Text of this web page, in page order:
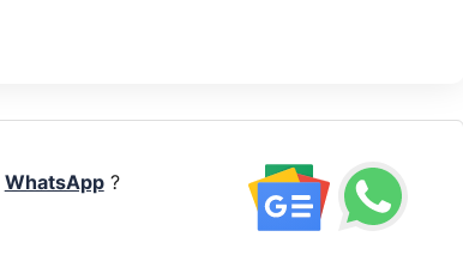
WhatsApp?